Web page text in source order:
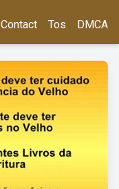
Contact Tos DMCA